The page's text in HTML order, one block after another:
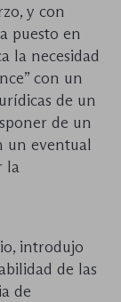
y con
puesto en
la necesidad
con un
de un
de un
un eventual
la
introdujo
de las
de